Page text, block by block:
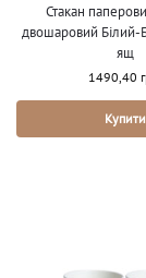
Стакан
двошаровий Білий-
ящ
1490,40
Купити